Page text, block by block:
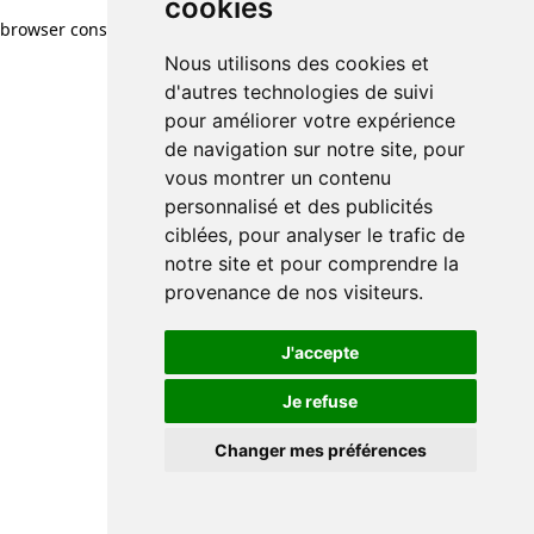
cookies
Nous utilisons des cookies et
d'autres technologies de suivi
pour améliorer votre expérience
de navigation sur notre site, pour
vous montrer un contenu
personnalisé et des publicités
ciblées, pour analyser le trafic de
notre site et pour comprendre la
provenance de nos visiteurs.
J'accepte
Je refuse
Changer mes préférences
browser console for more information)